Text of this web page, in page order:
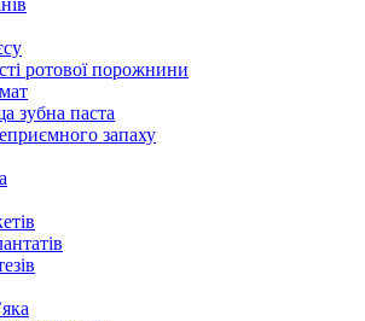
ротової порожнини
зубна паста
запаху